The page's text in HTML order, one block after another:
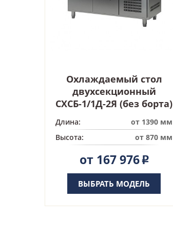
Охлаждаемый стол
двухсекционный
СХСБ-1/1Д-2Я (без борта)
Длина:
от 1390 мм
Высота:
от 870 мм
от 167 976Р
ВЫБРАТЬ МОДЕЛЬ